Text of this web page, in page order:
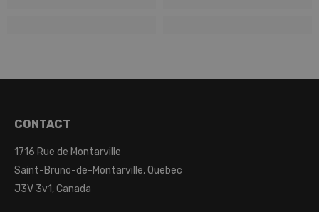
CONTACT
1716 Rue de Montarville
Saint-Bruno-de-Montarville, Quebec
J3V 3v1, Canada